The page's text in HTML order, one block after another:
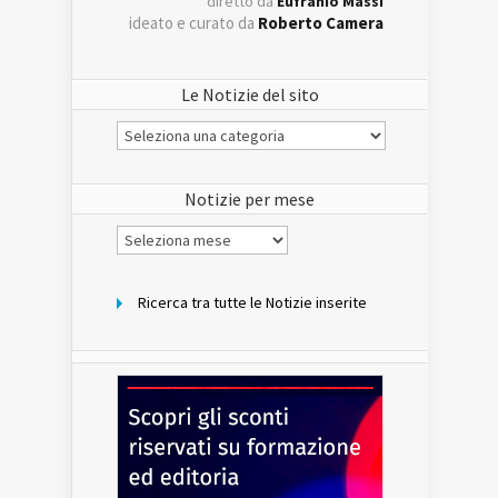
ideato e curato da Roberto Camera
Le Notizie del sito
Le
Notizie
Notizie per mese
Notizie
per
Ricerca tra tutte le Notizie inserite